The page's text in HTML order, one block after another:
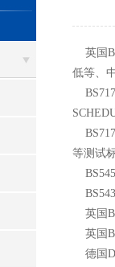
英国
低等、
等测试
英国
英国
德国